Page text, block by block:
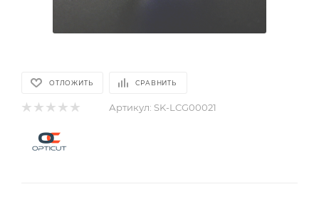
ОТЛОЖИТЬ СРАВНИТЬ
Артикул: SK-LCG00021